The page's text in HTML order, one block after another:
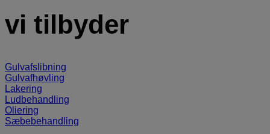
vi tilbyder
Gulvafslibning
Gulvafhøvling
Lakering
Ludbehandling
Oliering
Sæbebehandling